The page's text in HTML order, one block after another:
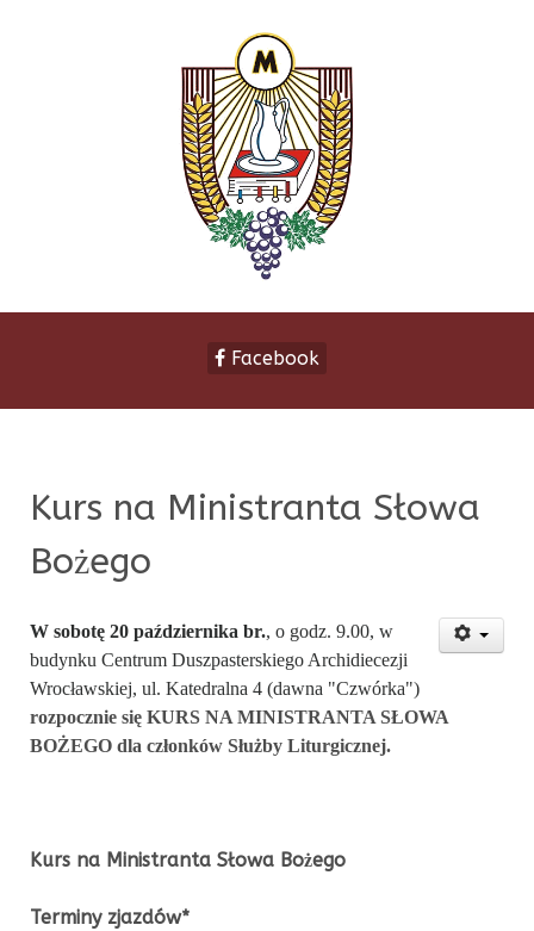
Facebook
Kurs na Ministranta Słowa
Bożego
W sobotę 20 października br., o godz. 9.00, w
budynku Centrum Duszpasterskiego Archidiecezji
Wrocławskiej, ul. Katedralna 4 (dawna "Czwórka")
rozpocznie się KURS NA MINISTRANTA SŁOWA
BOŻEGO dla członków Służby Liturgicznej.
Kurs na Ministranta Słowa Bożego
Terminy zjazdów*